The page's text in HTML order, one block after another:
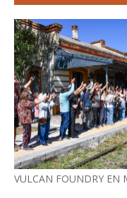
VULCAN FOUNDRY EN